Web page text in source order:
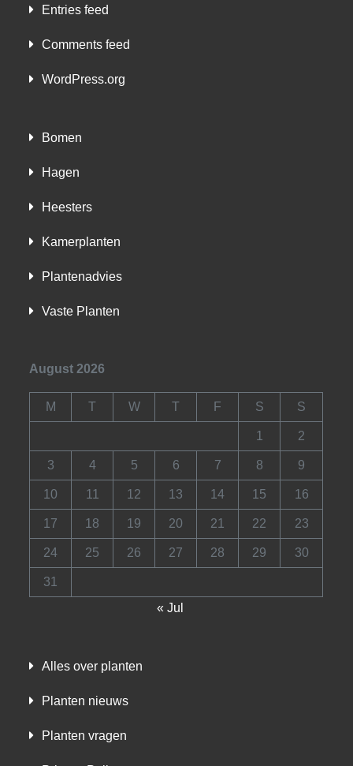
Entries feed
Comments feed
WordPress.org
Bomen
Hagen
Heesters
Kamerplanten
Plantenadvies
Vaste Planten
August 2026
M T W T F S S
1 2
3 4 5 6 7 8 9
10 11 12 13 14 15 16
17 18 19 20 21 22 23
24 25 26 27 28 29 30
31
« Jul
Alles over planten
Planten nieuws
Planten vragen